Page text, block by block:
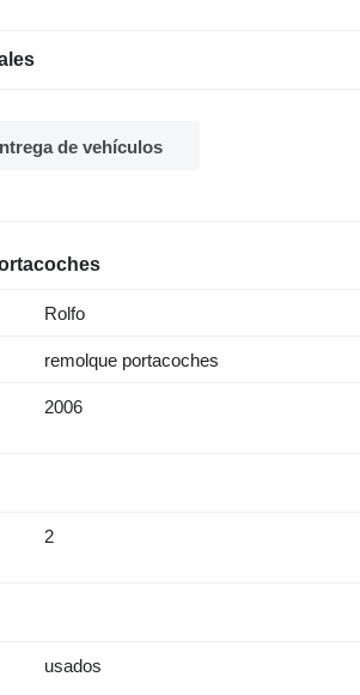
de vehículos
Rolfo
remolque portacoches
2006
2
usados